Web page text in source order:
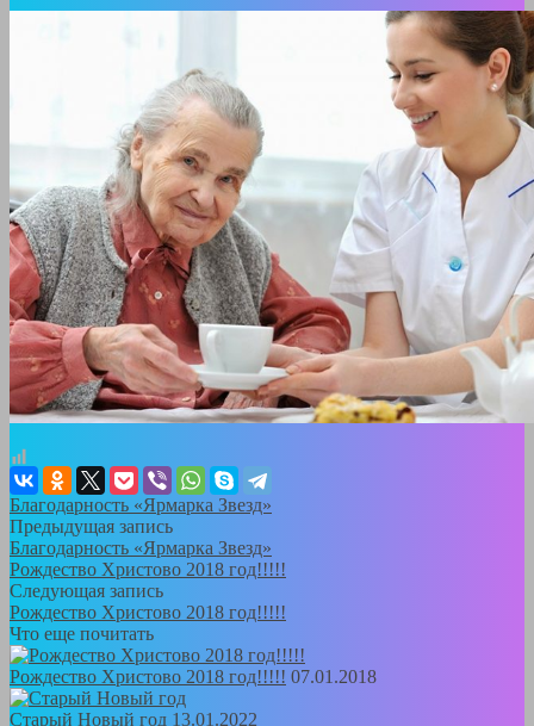
Благодарность «Ярмарка Звезд»
Предыдущая запись
Благодарность «Ярмарка Звезд»
Рождество Христово 2018 год!!!!!
Следующая запись
Рождество Христово 2018 год!!!!!
Что еще почитать
Рождество Христово 2018 год!!!!! 07.01.2018
Старый Новый год 13.01.2022